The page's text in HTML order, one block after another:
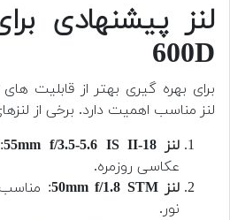
600D
برای بهره گیری بهتر از قابلیت
لنز مناسب اهمیت دارد. برخی از
لنز 18-55mm f/3.5-5.6 IS II
عکاسی روزمره.
لنز 50mm f/1.8 STM
:
نور.